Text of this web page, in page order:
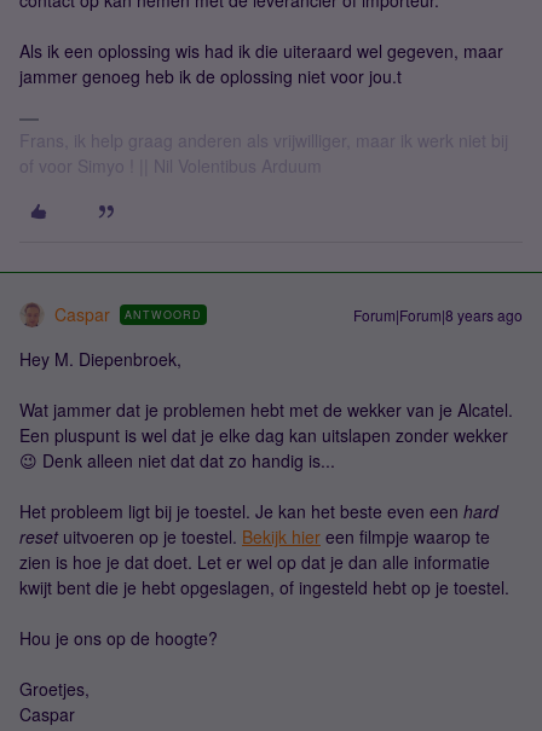
Als ik een oplossing wis had ik die uiteraard wel gegeven, maar
jammer genoeg heb ik de oplossing niet voor jou.t
Frans, ik help graag anderen als vrijwilliger, maar ik werk niet bij
of voor Simyo ! || Nil Volentibus Arduum
Caspar ANTWOORD Forum|Forum|8 years ago
Hey M. Diepenbroek,
Wat jammer dat je problemen hebt met de wekker van je Alcatel.
Een pluspunt is wel dat je elke dag kan uitslapen zonder wekker
😉 Denk alleen niet dat dat zo handig is...
Het probleem ligt bij je toestel. Je kan het beste even een hard
resetuitvoeren op je toestel. Bekijk hier een filmpje waarop te
zien is hoe je dat doet. Let er wel op dat je dan alle informatie
kwijt bent die je hebt opgeslagen, of ingesteld hebt op je toestel.
Hou je ons op de hoogte?
Groetjes,
Caspar